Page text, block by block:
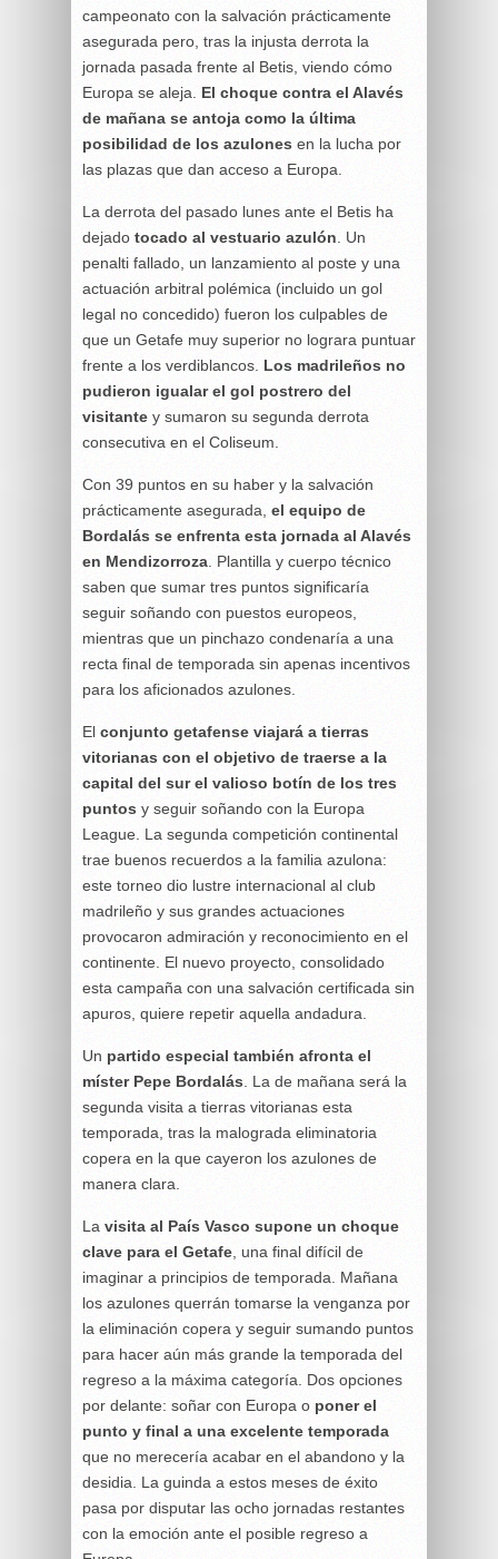
campeonato con la salvación prácticamente
asegurada pero, tras la injusta derrota la
jornada pasada frente al Betis, viendo cómo
Europa se aleja. El choque contra el Alavés
de mañana se antoja como la última
posibilidad de los azulones en la lucha por
las plazas que dan acceso a Europa.
La derrota del pasado lunes ante el Betis ha
dejado tocado al vestuario azulón . Un
penalti fallado, un lanzamiento al poste y una
actuación arbitral polémica (incluido un gol
legal no concedido) fueron los culpables de
que un Getafe muy superior no lograra puntuar
frente a los verdiblancos. Los madrileños no
pudieron igualar el gol postrero del
visitante y sumaron su segunda derrota
consecutiva en el Coliseum.
Con 39 puntos en su haber y la salvación
prácticamente asegurada, el equipo de
Bordalás se enfrenta esta jornada al Alavés
en Mendizorroza . Plantilla y cuerpo técnico
saben que sumar tres puntos significaría
seguir soñando con puestos europeos,
mientras que un pinchazo condenaría a una
recta final de temporada sin apenas incentivos
para los aficionados azulones.
El conjunto getafense viajará a tierras
vitorianas con el objetivo de traerse a la
capital del sur el valioso botín de los tres
puntos y seguir soñando con la Europa
League. La segunda competición continental
trae buenos recuerdos a la familia azulona:
este torneo dio lustre internacional al club
madrileño y sus grandes actuaciones
provocaron admiración y reconocimiento en el
continente. El nuevo proyecto, consolidado
esta campaña con una salvación certificada sin
apuros, quiere repetir aquella andadura.
Un partido especial también afronta el
míster Pepe Bordalás . La de mañana será la
segunda visita a tierras vitorianas esta
temporada, tras la malograda eliminatoria
copera en la que cayeron los azulones de
manera clara.
La visita al País Vasco supone un choque
clave para el Getafe , una final difícil de
imaginar a principios de temporada. Mañana
los azulones querrán tomarse la venganza por
la eliminación copera y seguir sumando puntos
para hacer aún más grande la temporada del
regreso a la máxima categoría. Dos opciones
por delante: soñar con Europa o poner el
punto y final a una excelente temporada
que no merecería acabar en el abandono y la
desidia. La guinda a estos meses de éxito
pasa por disputar las ocho jornadas restantes
con la emoción ante el posible regreso a